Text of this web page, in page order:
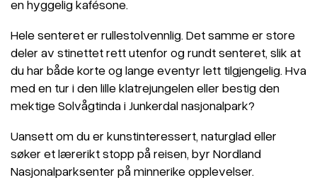
en hyggelig kafésone.
Hele senteret er rullestolvennlig. Det samme er store
deler av stinettet rett utenfor og rundt senteret, slik at
du har både korte og lange eventyr lett tilgjengelig. Hva
med en tur i den lille klatrejungelen eller bestig den
mektige Solvågtinda i Junkerdal nasjonalpark?
Uansett om du er kunstinteressert, naturglad eller
søker et lærerikt stopp på reisen, byr Nordland
Nasjonalparksenter på minnerike opplevelser.